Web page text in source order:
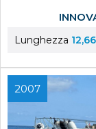
Lunghezza 12,66
2007